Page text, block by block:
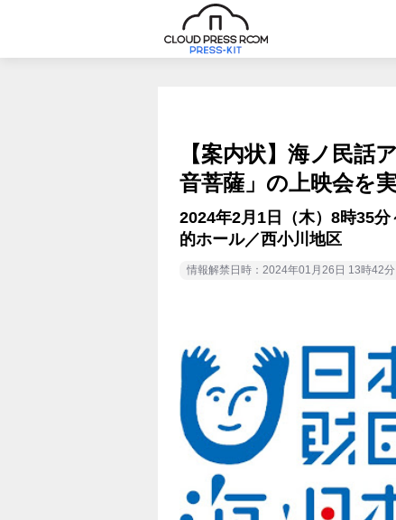
【案内状】海ノ民話
音菩薩」の上映会を
2024年2月1日（木）8時35
的ホール／西小川地区
情報解禁日時：2024年01月26日 13時42分